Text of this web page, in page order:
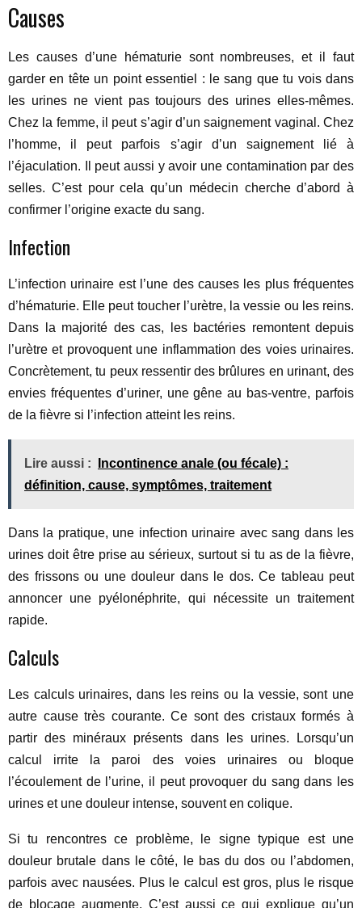
Causes
Les causes d’une hématurie sont nombreuses, et il faut
garder en tête un point essentiel : le sang que tu vois dans
les urines ne vient pas toujours des urines elles-mêmes.
Chez la femme, il peut s’agir d’un saignement vaginal. Chez
l’homme, il peut parfois s’agir d’un saignement lié à
l’éjaculation. Il peut aussi y avoir une contamination par des
selles. C’est pour cela qu’un médecin cherche d’abord à
confirmer l’origine exacte du sang.
Infection
L’infection urinaire est l’une des causes les plus fréquentes
d’hématurie. Elle peut toucher l’urètre, la vessie ou les reins.
Dans la majorité des cas, les bactéries remontent depuis
l’urètre et provoquent une inflammation des voies urinaires.
Concrètement, tu peux ressentir des brûlures en urinant, des
envies fréquentes d’uriner, une gêne au bas-ventre, parfois
de la fièvre si l’infection atteint les reins.
Lire aussi :
Incontinence anale (ou fécale) :
définition, cause, symptômes, traitement
Dans la pratique, une infection urinaire avec sang dans les
urines doit être prise au sérieux, surtout si tu as de la fièvre,
des frissons ou une douleur dans le dos. Ce tableau peut
annoncer une pyélonéphrite, qui nécessite un traitement
rapide.
Calculs
Les calculs urinaires, dans les reins ou la vessie, sont une
autre cause très courante. Ce sont des cristaux formés à
partir des minéraux présents dans les urines. Lorsqu’un
calcul irrite la paroi des voies urinaires ou bloque
l’écoulement de l’urine, il peut provoquer du sang dans les
urines et une douleur intense, souvent en colique.
Si tu rencontres ce problème, le signe typique est une
douleur brutale dans le côté, le bas du dos ou l’abdomen,
parfois avec nausées. Plus le calcul est gros, plus le risque
de blocage augmente. C’est aussi ce qui explique qu’un